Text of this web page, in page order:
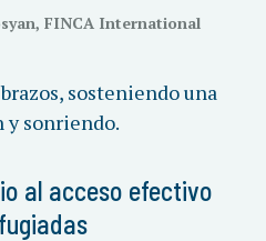
FINCA International
al acceso efectivo